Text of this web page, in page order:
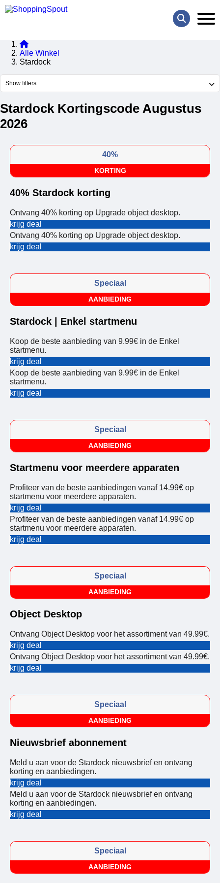
Alle Winkel
Stardock
Show filters
Stardock Kortingscode Augustus
2026
40%
KORTING
40% Stardock korting
Ontvang 40% korting op Upgrade object desktop.
krijg deal
Ontvang 40% korting op Upgrade object desktop.
krijg deal
Speciaal
AANBIEDING
Stardock | Enkel startmenu
Koop de beste aanbieding van 9.99€ in de Enkel
startmenu.
krijg deal
Koop de beste aanbieding van 9.99€ in de Enkel
startmenu.
krijg deal
Speciaal
AANBIEDING
Startmenu voor meerdere apparaten
Profiteer van de beste aanbiedingen vanaf 14.99€ op
startmenu voor meerdere apparaten.
krijg deal
Profiteer van de beste aanbiedingen vanaf 14.99€ op
startmenu voor meerdere apparaten.
krijg deal
Speciaal
AANBIEDING
Object Desktop
Ontvang Object Desktop voor het assortiment van 49.99€.
krijg deal
Ontvang Object Desktop voor het assortiment van 49.99€.
krijg deal
Speciaal
AANBIEDING
Nieuwsbrief abonnement
Meld u aan voor de Stardock nieuwsbrief en ontvang
korting en aanbiedingen.
krijg deal
Meld u aan voor de Stardock nieuwsbrief en ontvang
korting en aanbiedingen.
krijg deal
Speciaal
AANBIEDING